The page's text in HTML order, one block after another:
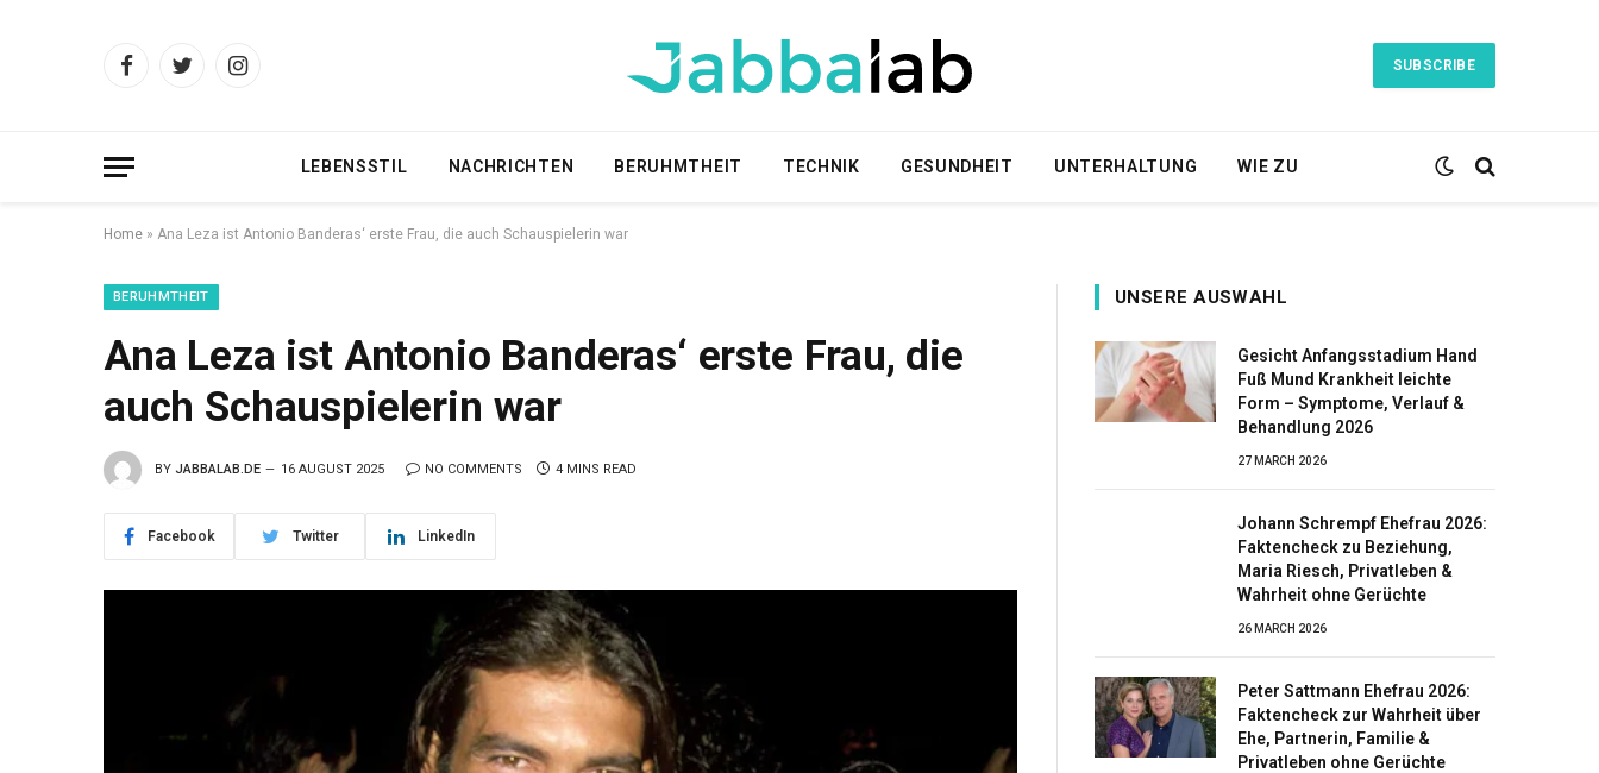
FacebookTwitterInstagram
SUBSCRIBE
LEBENSSTIL NACHRICHTEN BERUHMTHEIT TECHNIK GESUNDHEIT UNTERHALTUNG WIE ZU
Home » Ana Leza ist Antonio Banderas‘ erste Frau, die auch Schauspielerin war
BERUHMTHEIT
Ana Leza ist Antonio Banderas‘ erste Frau, die
auch Schauspielerin war
BY JABBALAB.DE 16 AUGUST 2025 NO COMMENTS 4 MINS READ
Facebook Twitter LinkedIn
UNSERE AUSWAHL
Gesicht Anfangsstadium Hand
Fuß Mund Krankheit leichte
Form – Symptome, Verlauf &
Behandlung 2026
27 MARCH 2026
Johann Schrempf Ehefrau 2026:
Faktencheck zu Beziehung,
Maria Riesch, Privatleben &
Wahrheit ohne Gerüchte
26 MARCH 2026
Peter Sattmann Ehefrau 2026:
Faktencheck zur Wahrheit über
Ehe, Partnerin, Familie &
Privatleben ohne Gerüchte